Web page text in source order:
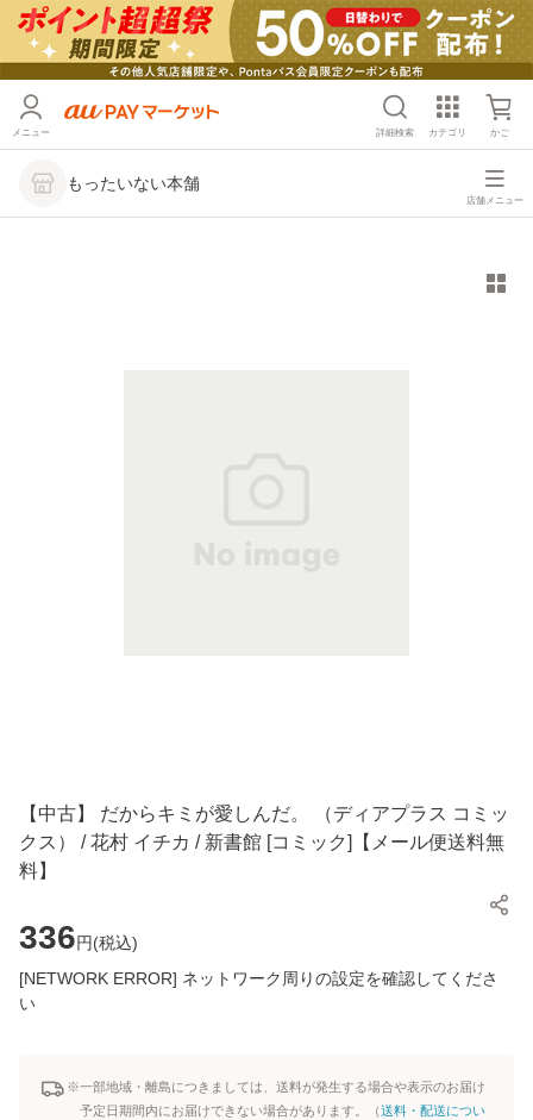
メニュー 詳細検索 カテゴリ かご
もったいない本舗
店舗メニュー
【中古】 だからキミが愛しんだ。 （ディアプラス コミッ
クス） / 花村 イチカ / 新書館 [コミック]【メール便送料無
料】
336円(税込)
[NETWORK ERROR] ネットワーク周りの設定を確認してくださ
い
※一部地域・離島につきましては、送料が発生する場合や表示のお届け
予定日期間内にお届けできない場合があります。（送料・配送につい